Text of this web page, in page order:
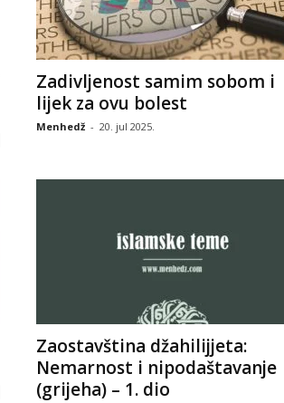
Zadivljenost samim sobom i
lijek za ovu bolest
Menhedž - 20. jul 2025.
Zaostavština džahilijjeta:
Nemarnost i nipodaštavanje
(grijeha) – 1. dio